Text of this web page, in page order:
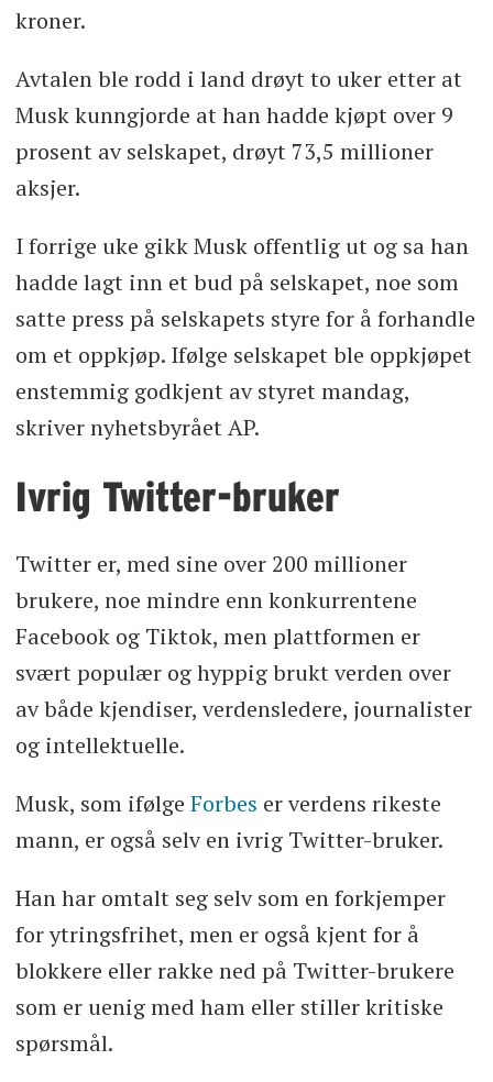
kroner.
Avtalen ble rodd i land drøyt to uker etter at
Musk kunngjorde at han hadde kjøpt over 9
prosent av selskapet, drøyt 73,5 millioner
aksjer.
I forrige uke gikk Musk offentlig ut og sa han
hadde lagt inn et bud på selskapet, noe som
satte press på selskapets styre for å forhandle
om et oppkjøp. Ifølge selskapet ble oppkjøpet
enstemmig godkjent av styret mandag,
skriver nyhetsbyrået AP.
Ivrig Twitter-bruker
Twitter er, med sine over 200 millioner
brukere, noe mindre enn konkurrentene
Facebook og Tiktok, men plattformen er
svært populær og hyppig brukt verden over
av både kjendiser, verdensledere, journalister
og intellektuelle.
Musk, som ifølge Forbes er verdens rikeste
mann, er også selv en ivrig Twitter-bruker.
Han har omtalt seg selv som en forkjemper
for ytringsfrihet, men er også kjent for å
blokkere eller rakke ned på Twitter-brukere
som er uenig med ham eller stiller kritiske
spørsmål.